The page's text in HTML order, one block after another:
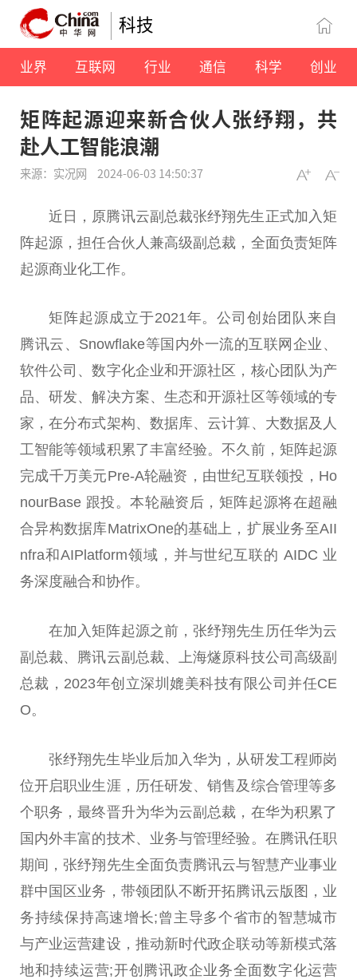
科技
业界 互联网 行业 通信 科学 创业
矩阵起源迎来新合伙人张纾翔，共
赴人工智能浪潮
来源：实况网 2024-06-03 14:50:37
近日，原腾讯云副总裁张纾翔先生正式加入矩
阵起源，担任合伙人兼高级副总裁，全面负责矩阵
起源商业化工作。
矩阵起源成立于2021年。公司创始团队来自
腾讯云、Snowflake等国内外一流的互联网企业、
软件公司、数字化企业和开源社区，核心团队为产
品、研发、解决方案、生态和开源社区等领域的专
家，在分布式架构、数据库、云计算、大数据及人
工智能等领域积累了丰富经验。不久前，矩阵起源
完成千万美元Pre-A轮融资，由世纪互联领投，Ho
nourBase 跟投。本轮融资后，矩阵起源将在超融
合异构数据库MatrixOne的基础上，扩展业务至AII
nfra和AIPlatform领域，并与世纪互联的 AIDC 业
务深度融合和协作。
在加入矩阵起源之前，张纾翔先生历任华为云
副总裁、腾讯云副总裁、上海燧原科技公司高级副
总裁，2023年创立深圳媲美科技有限公司并任CE
O。
张纾翔先生毕业后加入华为，从研发工程师岗
位开启职业生涯，历任研发、销售及综合管理等多
个职务，最终晋升为华为云副总裁，在华为积累了
国内外丰富的技术、业务与管理经验。在腾讯任职
期间，张纾翔先生全面负责腾讯云与智慧产业事业
群中国区业务，带领团队不断开拓腾讯云版图，业
务持续保持高速增长;曾主导多个省市的智慧城市
与产业运营建设，推动新时代政企联动等新模式落
地和持续运营;开创腾讯政企业务全面数字化运营